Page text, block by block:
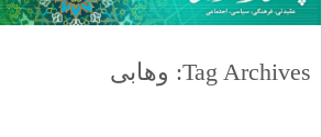
Tag Archives: وهابی